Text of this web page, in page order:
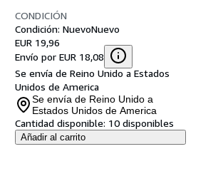
CONDICIÓN
Condición: NuevoNuevo
EUR 19,96
Envío por EUR 18,08
Se envía de Reino Unido a Estados
Unidos de America
Se envía de Reino Unido a
Estados Unidos de America
Cantidad disponible: 10 disponibles
Añadir al carrito